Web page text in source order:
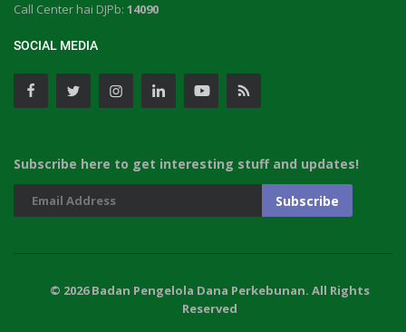
Call Center hai DJPb: 14090
SOCIAL MEDIA
Subscribe here to get interesting stuff and updates!
© 2026 Badan Pengelola Dana Perkebunan. All Rights
Reserved